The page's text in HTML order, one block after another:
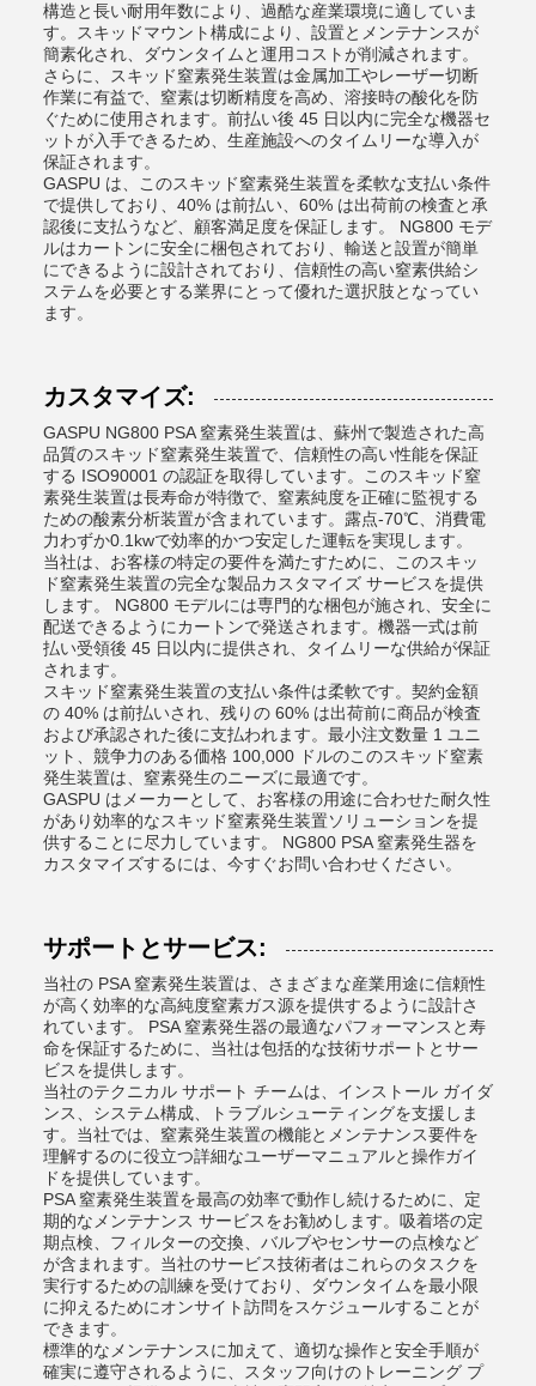
構造と長い耐用年数により、過酷な産業環境に適していま
す。スキッドマウント構成により、設置とメンテナンスが
簡素化され、ダウンタイムと運用コストが削減されます。
さらに、スキッド窒素発生装置は金属加工やレーザー切断
作業に有益で、窒素は切断精度を高め、溶接時の酸化を防
ぐために使用されます。前払い後 45 日以内に完全な機器セ
ットが入手できるため、生産施設へのタイムリーな導入が
保証されます。
GASPU は、このスキッド窒素発生装置を柔軟な支払い条件
で提供しており、40% は前払い、60% は出荷前の検査と承
認後に支払うなど、顧客満足度を保証します。 NG800 モデ
ルはカートンに安全に梱包されており、輸送と設置が簡単
にできるように設計されており、信頼性の高い窒素供給シ
ステムを必要とする業界にとって優れた選択肢となってい
ます。
カスタマイズ:
GASPU NG800 PSA 窒素発生装置は、蘇州で製造された高
品質のスキッド窒素発生装置で、信頼性の高い性能を保証
する ISO90001 の認証を取得しています。このスキッド窒
素発生装置は長寿命が特徴で、窒素純度を正確に監視する
ための酸素分析装置が含まれています。露点-70℃、消費電
力わずか0.1kwで効率的かつ安定した運転を実現します。
当社は、お客様の特定の要件を満たすために、このスキッ
ド窒素発生装置の完全な製品カスタマイズ サービスを提供
します。 NG800 モデルには専門的な梱包が施され、安全に
配送できるようにカートンで発送されます。機器一式は前
払い受領後 45 日以内に提供され、タイムリーな供給が保証
されます。
スキッド窒素発生装置の支払い条件は柔軟です。契約金額
の 40% は前払いされ、残りの 60% は出荷前に商品が検査
および承認された後に支払われます。最小注文数量 1 ユニ
ット、競争力のある価格 100,000 ドルのこのスキッド窒素
発生装置は、窒素発生のニーズに最適です。
GASPU はメーカーとして、お客様の用途に合わせた耐久性
があり効率的なスキッド窒素発生装置ソリューションを提
供することに尽力しています。 NG800 PSA 窒素発生器を
カスタマイズするには、今すぐお問い合わせください。
サポートとサービス:
当社の PSA 窒素発生装置は、さまざまな産業用途に信頼性
が高く効率的な高純度窒素ガス源を提供するように設計さ
れています。 PSA 窒素発生器の最適なパフォーマンスと寿
命を保証するために、当社は包括的な技術サポートとサー
ビスを提供します。
当社のテクニカル サポート チームは、インストール ガイダ
ンス、システム構成、トラブルシューティングを支援しま
す。当社では、窒素発生装置の機能とメンテナンス要件を
理解するのに役立つ詳細なユーザーマニュアルと操作ガイ
ドを提供しています。
PSA 窒素発生装置を最高の効率で動作し続けるために、定
期的なメンテナンス サービスをお勧めします。吸着塔の定
期点検、フィルターの交換、バルブやセンサーの点検など
が含まれます。当社のサービス技術者はこれらのタスクを
実行するための訓練を受けており、ダウンタイムを最小限
に抑えるためにオンサイト訪問をスケジュールすることが
できます。
標準的なメンテナンスに加えて、適切な操作と安全手順が
確実に遵守されるように、スタッフ向けのトレーニング プ